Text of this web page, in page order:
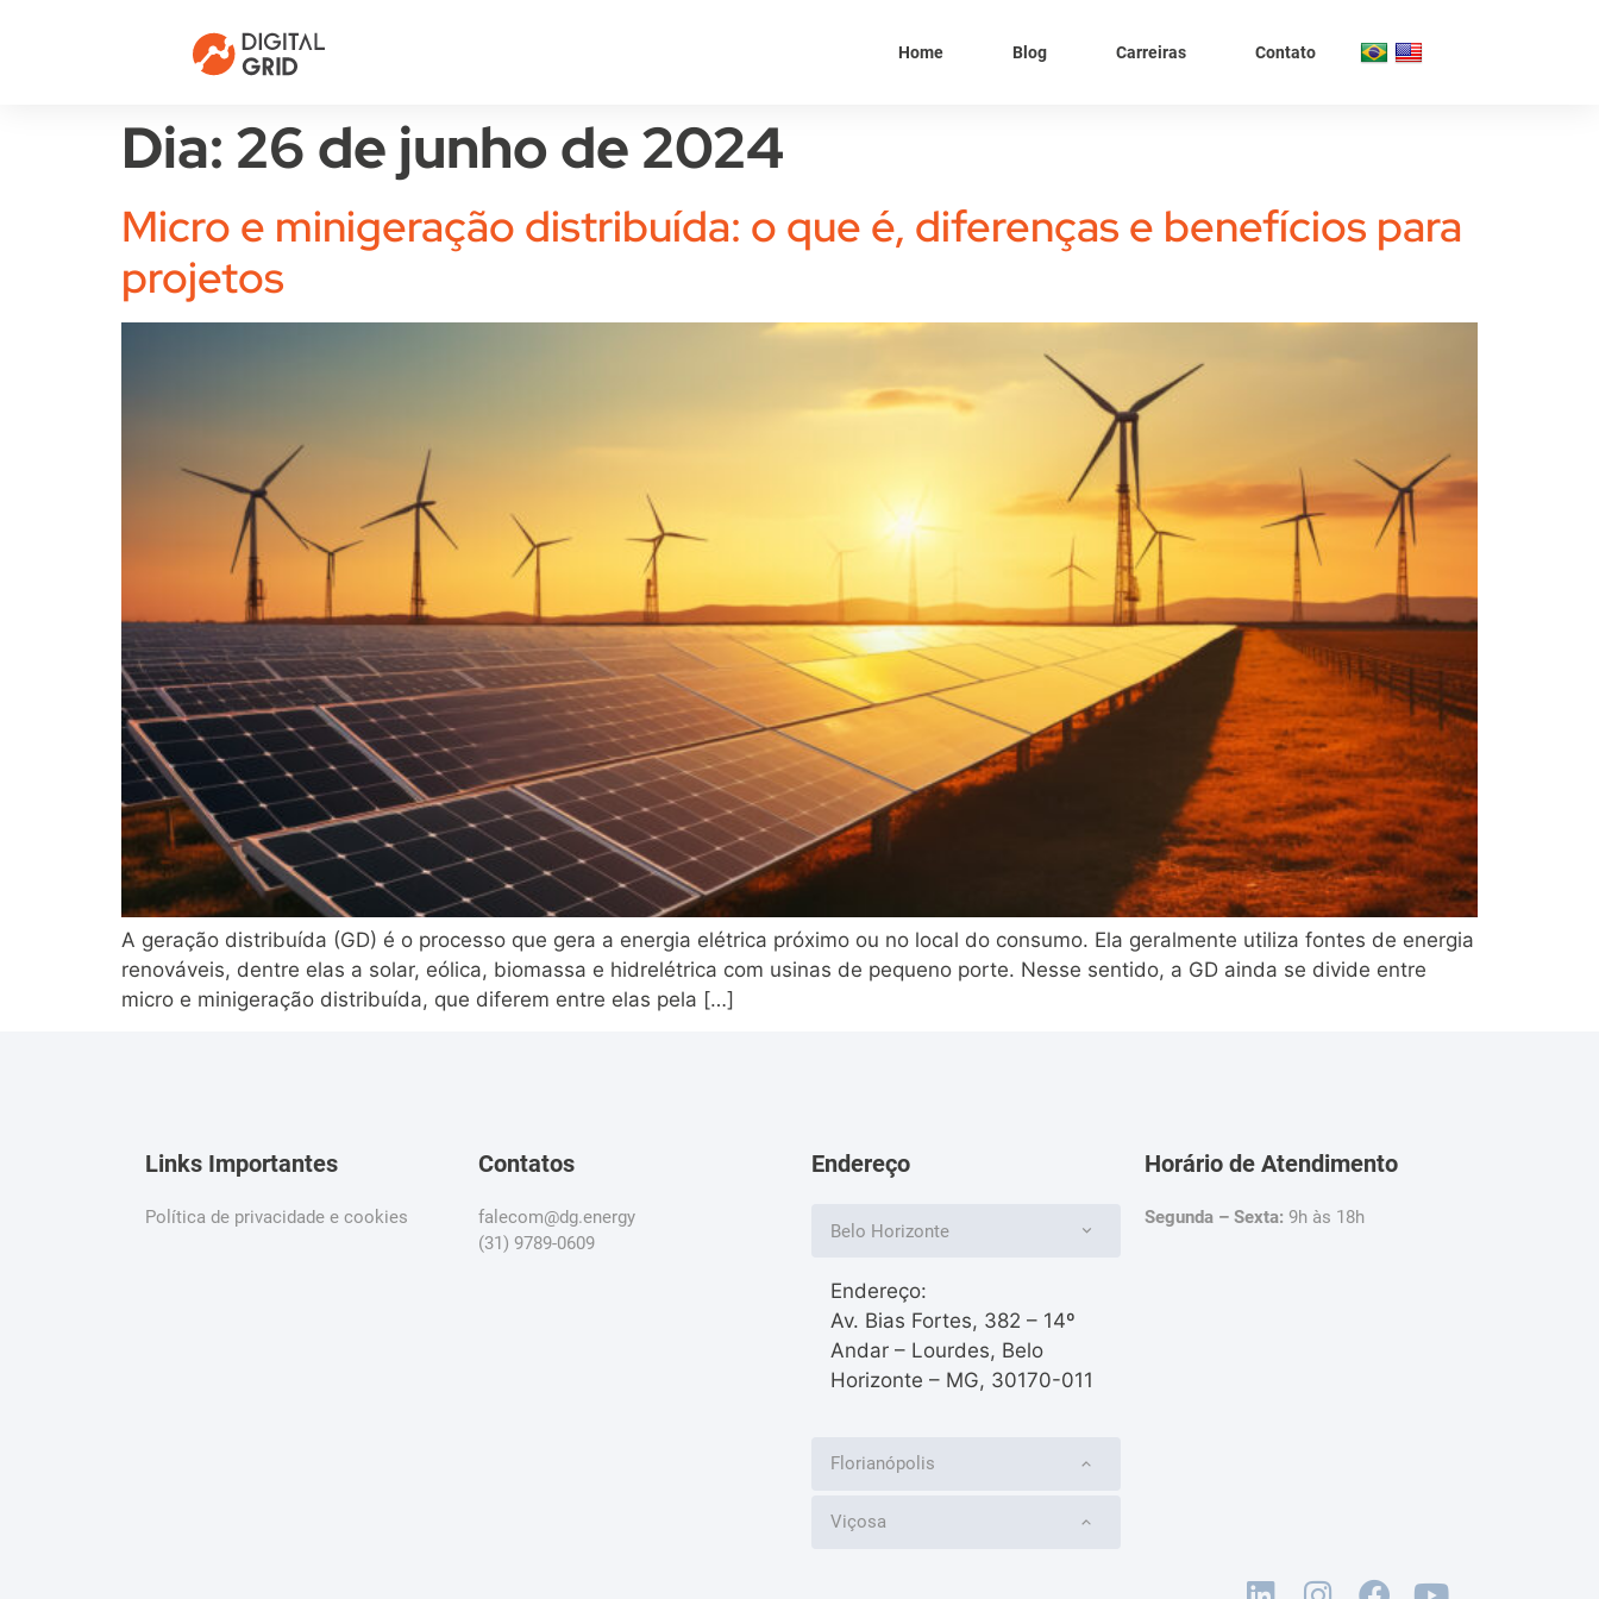
Home Blog Carreiras Contato
Dia: 26 de junho de 2024
Micro e minigeração distribuída: o que é, diferenças e benefícios para
projetos
A geração distribuída (GD) é o processo que gera a energia elétrica próximo ou no local do consumo. Ela geralmente utiliza fontes de energia
renováveis, dentre elas a solar, eólica, biomassa e hidrelétrica com usinas de pequeno porte. Nesse sentido, a GD ainda se divide entre
micro e minigeração distribuída, que diferem entre elas pela […]
Links Importantes
Política de privacidade e cookies
Contatos
falecom@dg.energy
(31) 9789-0609
Endereço
Belo Horizonte
Endereço:
Av. Bias Fortes, 382 – 14º
Andar – Lourdes, Belo
Horizonte – MG, 30170-011
Florianópolis
Viçosa
Horário de Atendimento
Segunda – Sexta: 9h às 18h